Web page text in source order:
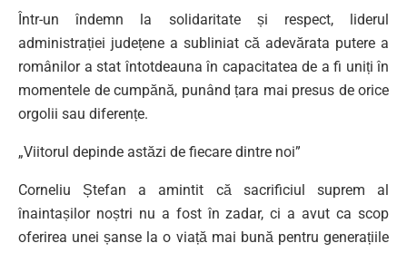
Într-un îndemn la solidaritate și respect, liderul
administrației județene a subliniat că adevărata putere a
românilor a stat întotdeauna în capacitatea de a fi uniți în
momentele de cumpănă, punând țara mai presus de orice
orgolii sau diferențe.
„Viitorul depinde astăzi de fiecare dintre noi”
Corneliu Ștefan a amintit că sacrificiul suprem al
înaintașilor noștri nu a fost în zadar, ci a avut ca scop
oferirea unei șanse la o viață mai bună pentru generațiile